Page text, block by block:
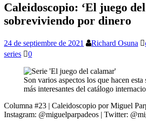
Caleidoscopio: ‘El juego
sobreviviendo por dinero
24 de septiembre de 2021 Richard Osuna
series
0
Son varios aspectos los que hacen esta
más interesantes del catálogo
Columna #23 | Caleidoscopio por Miguel
Instagram: @miguelparpadeos | Twitter: